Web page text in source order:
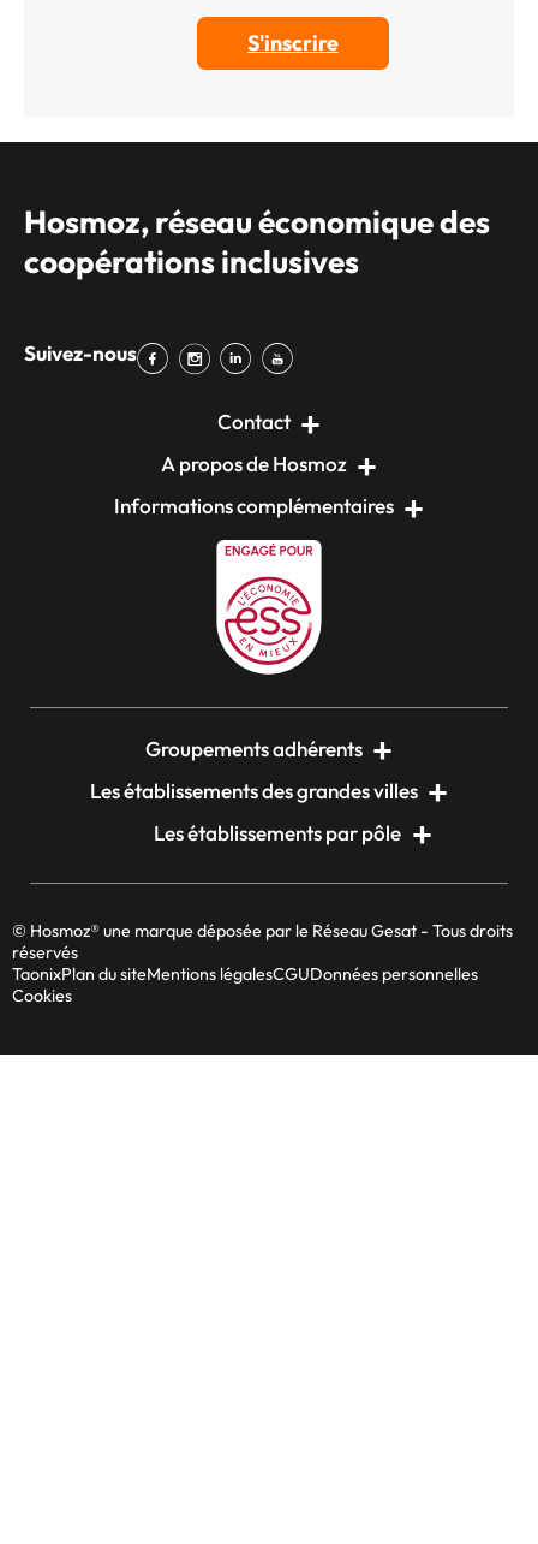
Hosmoz, réseau économique des
coopérations inclusives
Suivez-nous
Contact
A propos de Hosmoz
Informations complémentaires
Groupements adhérents
Les établissements des grandes villes
Les établissements par pôle
© Hosmoz® une marque déposée par le Réseau Gesat - Tous droits
réservés
TaonixPlan du siteMentions légalesCGUDonnées personnelles
Cookies